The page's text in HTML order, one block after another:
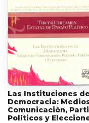
Las Instituciones
Democracia:
Comunicación,
Políticos y